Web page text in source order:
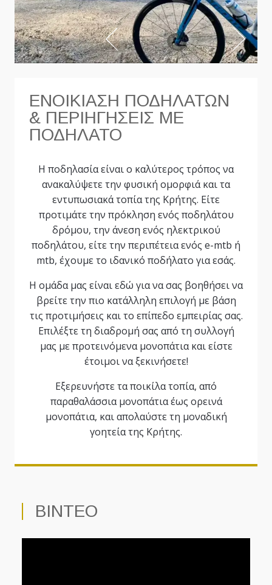
ΕΝΟΙΚΙΑΣΗ ΠΟΔΗΛΑΤΩΝ
& ΠΕΡΙΗΓΗΣΕΙΣ ΜΕ
ΠΟΔΗΛΑΤΟ
Η ποδηλασία είναι ο καλύτερος τρόπος να
ανακαλύψετε την φυσική ομορφιά και τα
εντυπωσιακά τοπία της Κρήτης. Είτε
προτιμάτε την πρόκληση ενός ποδηλάτου
δρόμου, την άνεση ενός ηλεκτρικού
ποδηλάτου, είτε την περιπέτεια ενός e-mtb ή
mtb, έχουμε το ιδανικό ποδήλατο για εσάς.
Η ομάδα μας είναι εδώ για να σας βοηθήσει να
βρείτε την πιο κατάλληλη επιλογή με βάση
τις προτιμήσεις και το επίπεδο εμπειρίας σας.
Επιλέξτε τη διαδρομή σας από τη συλλογή
μας με προτεινόμενα μονοπάτια και είστε
έτοιμοι να ξεκινήσετε!
Εξερευνήστε τα ποικίλα τοπία, από
παραθαλάσσια μονοπάτια έως ορεινά
μονοπάτια, και απολαύστε τη μοναδική
γοητεία της Κρήτης.
ΒΙΝΤΕΟ